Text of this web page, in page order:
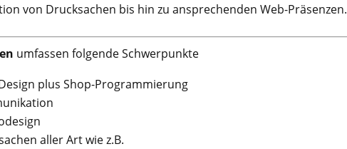
von Drucksachen bis hin zu ansprechenden Web-Präsenzen.
umfassen folgende Schwerpunkte
plus Shop-Programmierung
aller Art wie z.B.